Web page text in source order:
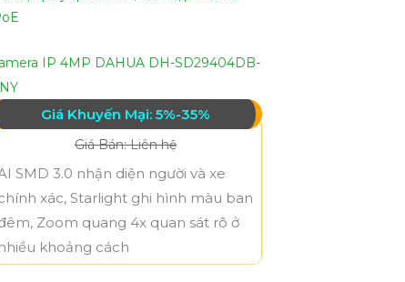
IP 4MP DAHUA DH-SD29404DB-
Giá Khuyến Mại: 5%-35%
Giá Bán: Liên hệ
SMD 3.0 nhận diện người và xe
xác, Starlight ghi hình màu ban
Zoom quang 4x quan sát rõ ở
nhiều khoảng cách